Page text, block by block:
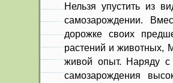
Нельзя упустить из
самозарождении.
дорожке своих
растений и животных,
живой опыт. Наряду
самозарождения